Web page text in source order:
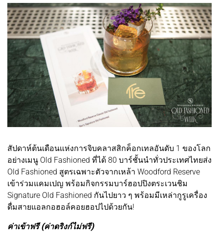
สัปดาห์ต้นเดือนแห่งการจิบคลาสสิกค็อกเทลอันดับ 1 ของโลก
อย่างเมนู Old Fashioned ที่ได้ 80 บาร์ชั้นนำทั่วประเทศไทยส่ง
Old Fashioned สูตรเฉพาะตัวจากเหล้า Woodford Reserve
เข้าร่วมแคมเปญ พร้อมกิจกรรมบาร์ฮอปปิงตระเวนชิม
Signature Old Fashioned กันไปยาว ๆ พร้อมมีเหล่ากูรูเครื่อง
ดื่มสายแอลกอฮอล์คอยฮอปไปด้วยกัน!
ค่าเข้าฟรี (ค่าดริงก์ไม่ฟรี)